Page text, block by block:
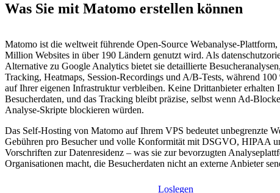
Was Sie mit Matomo erstellen können
Matomo ist die weltweit führende Open-Source Webanalyse-Plattform,
Million Websites in über 190 Ländern genutzt wird. Als
Alternative zu Google Analytics bietet sie detaillierte
Tracking, Heatmaps, Session-Recordings und A/B-Tests, während
auf Ihrer eigenen Infrastruktur verbleiben. Keine Drittanbieter erhalten
Besucherdaten, und das Tracking bleibt präzise, selbst wenn Ad-
Analyse-Skripte blockieren würden.
Das Self-Hosting von Matomo auf Ihrem VPS bedeutet unbegrenzte
Gebühren pro Besucher und volle Konformität mit DSGVO, HIPAA
Vorschriften zur Datenresidenz – was sie zur bevorzugten
Organisationen macht, die Besucherdaten nicht an externe Anbieter
Loslegen